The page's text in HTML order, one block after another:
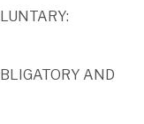
AND